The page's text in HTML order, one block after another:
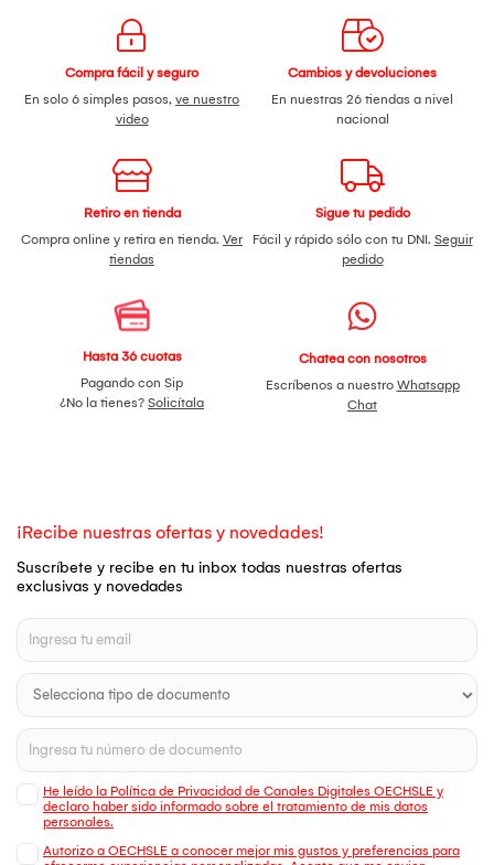
Compra fácil y seguro
En solo 6 simples pasos, ve nuestro
video
Cambios y devoluciones
En nuestras 26 tiendas a nivel
nacional
Retiro en tienda
Compra online y retira en tienda. Ver
tiendas
Sigue tu pedido
Fácil y rápido sólo con tu DNI. Seguir
pedido
Hasta 36 cuotas
Pagando con Sip
¿No la tienes? Solicítala
Chatea con nosotros
Escríbenos a nuestro Whatsapp
Chat
¡Recibe nuestras ofertas y novedades!
Suscríbete y recibe en tu inbox todas nuestras ofertas
exclusivas y novedades
He leído la Política de Privacidad de Canales Digitales OECHSLE y
declaro haber sido informado sobre el tratamiento de mis datos
personales.
Autorizo a OECHSLE a conocer mejor mis gustos y preferencias para